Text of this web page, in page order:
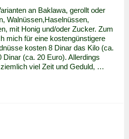
an Baklawa, gerollt oder
Walnüssen,Haselnüssen,
mit Honig und/oder Zucker. Zum
mich für eine kostengünstigere
kosten 8 Dinar das Kilo (ca.
Dinar (ca. 20 Euro). Allerdings
viel Zeit und Geduld, …